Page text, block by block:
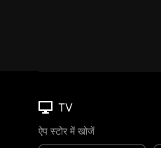
TV
ऐप स्टोर में खोजें